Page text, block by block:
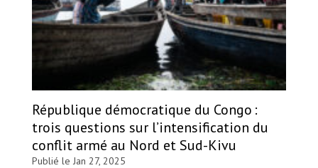
République démocratique du Congo :
trois questions sur l’intensification du
conflit armé au Nord et Sud-Kivu
Publié le Jan 27, 2025